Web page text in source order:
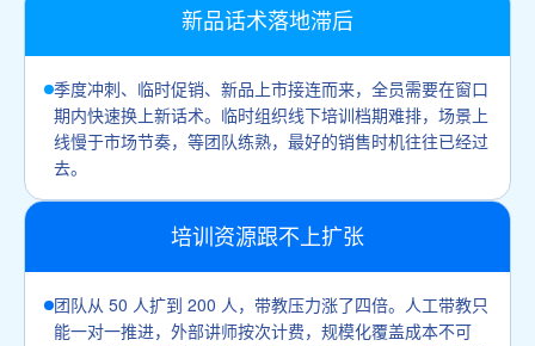
新品话术落地滞后
季度冲刺、临时促销、新品上市接连而来，全员需要在窗口
期内快速换上新话术。临时组织线下培训档期难排，场景上
线慢于市场节奏，等团队练熟，最好的销售时机往往已经过
去。
培训资源跟不上扩张
团队从 50 人扩到 200 人，带教压力涨了四倍。人工带教只
能一对一推进，外部讲师按次计费，规模化覆盖成本不可